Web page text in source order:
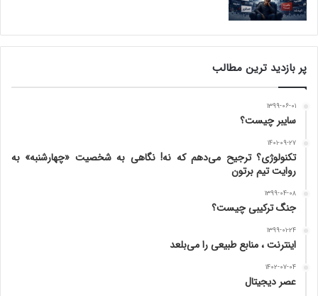
پر بازدید ترین مطالب
۱۳۹۹-۰۶-۰۱
سایبر چیست؟
۱۴۰۱-۰۹-۲۷
تکنولوژی؟ ترجیح می‌دهم که نه! نگاهی به شخصیت «چهارشنبه» به
روایت تیم برتون
۱۳۹۹-۰۴-۰۸
جنگ ترکیبی چیست؟
۱۳۹۹-۰۱-۲۴
اینترنت ، منابع طبیعی را می‌بلعد
۱۴۰۲-۰۷-۰۴
عصر دیجیتال